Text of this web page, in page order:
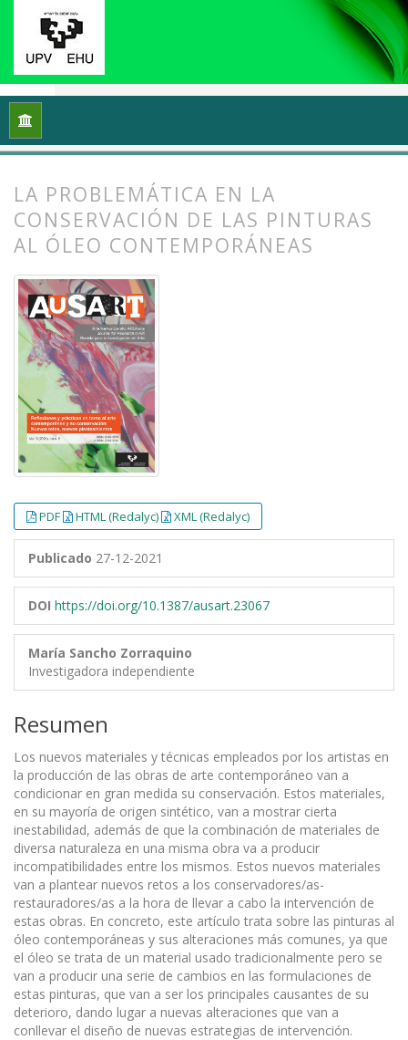
Inicio
LA PROBLEMÁTICA EN LA
CONSERVACIÓN DE LAS PINTURAS
AL ÓLEO CONTEMPORÁNEAS
PDF HTML (Redalyc) XML (Redalyc)
Publicado 27-12-2021
DOI https://doi.org/10.1387/ausart.23067
María Sancho Zorraquino
Investigadora independiente
Resumen
Los nuevos materiales y técnicas empleados por los artistas en
la producción de las obras de arte contemporáneo van a
condicionar en gran medida su conservación. Estos materiales,
en su mayoría de origen sintético, van a mostrar cierta
inestabilidad, además de que la combinación de materiales de
diversa naturaleza en una misma obra va a producir
incompatibilidades entre los mismos. Estos nuevos materiales
van a plantear nuevos retos a los conservadores/as-
restauradores/as a la hora de llevar a cabo la intervención de
estas obras. En concreto, este artículo trata sobre las pinturas al
óleo contemporáneas y sus alteraciones más comunes, ya que
el óleo se trata de un material usado tradicionalmente pero se
van a producir una serie de cambios en las formulaciones de
estas pinturas, que van a ser los principales causantes de su
deterioro, dando lugar a nuevas alteraciones que van a
conllevar el diseño de nuevas estrategias de intervención.